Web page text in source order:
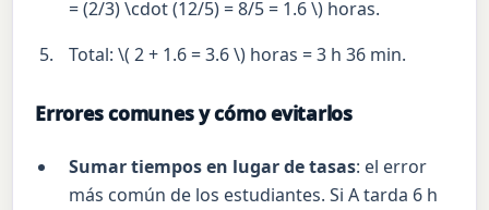
= (2/3) \cdot (12/5) = 8/5 = 1.6 \) horas.
Total: \( 2 + 1.6 = 3.6 \) horas = 3 h 36 min.
Errores comunes y cómo evitarlos
Sumar tiempos en lugar de tasas: el error
más común de los estudiantes. Si A tarda 6 h